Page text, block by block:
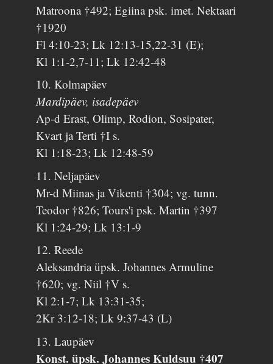
Matroona †492; Egiina psk. imet. Nektaari
†1920
Fl 4:10-23; Lk 12:13-15,22-31 (E);
Kl 1:1-2,7-11; Lk 12:42-48
10. Kolmapäev
Mardipäev, isadepäev
Ap-d Erast, Olimp, Rodion, Sosipater,
Kvart ja Terti †I s.
Kl 1:18-23; Lk 12:48-59
11. Neljapäev
Mr-d Miinas ja Vikenti †304; vg. tunn.
Teodor †826; Tours'i psk. Martin †397
Kl 1:24-29; Lk 13:1-9
12. Reede
Aleksandria üpsk. Johannes Armuline
†620; vg. Niil †V s.
Kl 2:1-7; Lk 13:31-35;
2Kr 3:12-18; Lk 9:37-43 (L)
13. Laupäev
Konst. üpsk. Johannes Kuldsuu †407